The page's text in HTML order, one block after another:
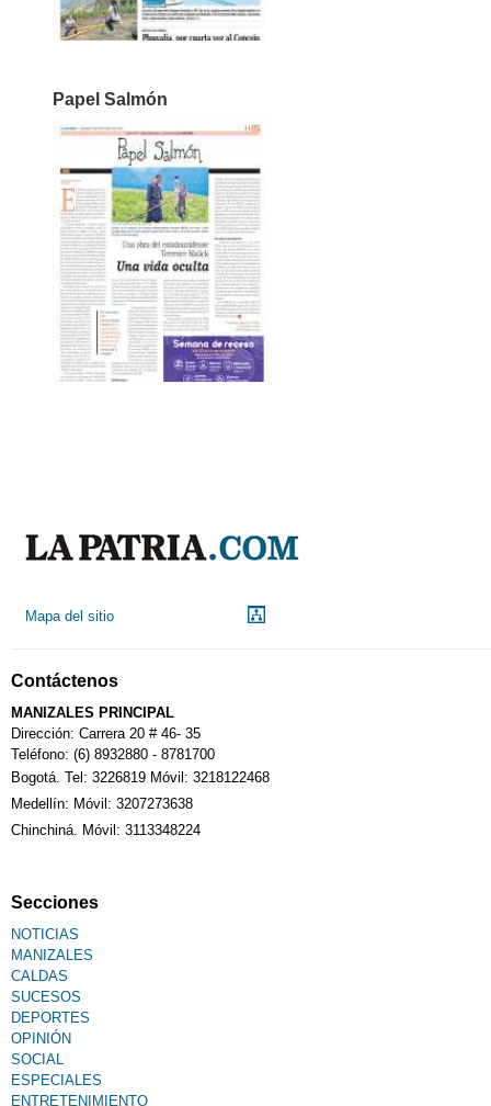
Papel Salmón
Mapa del sitio
Contáctenos
MANIZALES PRINCIPAL
Dirección: Carrera 20 # 46- 35
Teléfono: (6) 8932880 - 8781700
Bogotá. Tel: 3226819 Móvil: 3218122468
Medellín: Móvil: 3207273638
Chinchiná. Móvil: 3113348224
Secciones
NOTICIAS
MANIZALES
CALDAS
SUCESOS
DEPORTES
OPINIÓN
SOCIAL
ESPECIALES
ENTRETENIMIENTO